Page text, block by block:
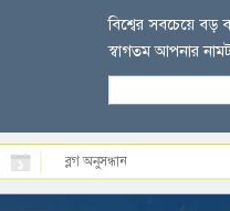
বিশ্বের সবচেয়ে বড়
স্বাগতম আপনার